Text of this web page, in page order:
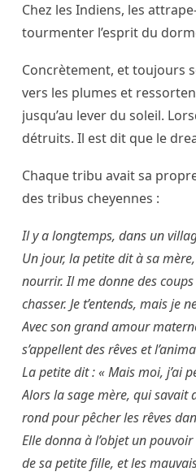
Chez les Indiens, les
tourmenter l’esprit du
Concrètement, et toujours
vers les plumes et
jusqu’au lever du soleil.
détruits. Il est dit que le
Chaque tribu avait sa
des tribus cheyennes :
Il y a longtemps, dans un
Un jour, la petite dit à sa
nourrir. Il me donne des
chasser. Je t’entends, mais je
Avec son grand amour
s’appellent des rêves et
La petite dit : « Mais moi, j’ai
Alors la sage mère, qui savait
rond pour pêcher les rêves
Elle donna à l’objet un
de sa petite fille, et les